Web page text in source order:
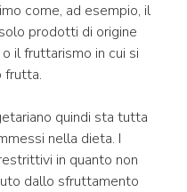
come, ad esempio, il
prodotti di origine
il fruttarismo in cui si
frutta.
quindi sta tutta
nella dieta. I
in quanto non
dallo sfruttamento